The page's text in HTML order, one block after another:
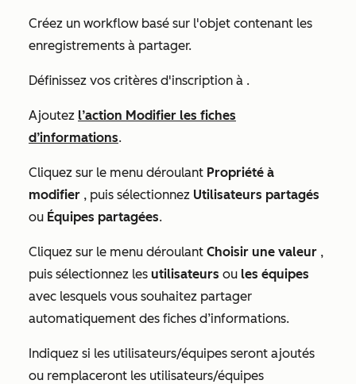
Créez un workflow basé sur l'objet contenant les
enregistrements à partager.
Définissez vos critères d'inscription à .
Ajoutez l’action Modifier les fiches
d’informations.
Cliquez sur le menu déroulant Propriété à
modifier , puis sélectionnez Utilisateurs partagés
ou Équipes partagées.
Cliquez sur le menu déroulant Choisir une valeur ,
puis sélectionnez les utilisateurs ou les équipes
avec lesquels vous souhaitez partager
automatiquement des fiches d’informations.
Indiquez si les utilisateurs/équipes seront ajoutés
ou remplaceront les utilisateurs/équipes